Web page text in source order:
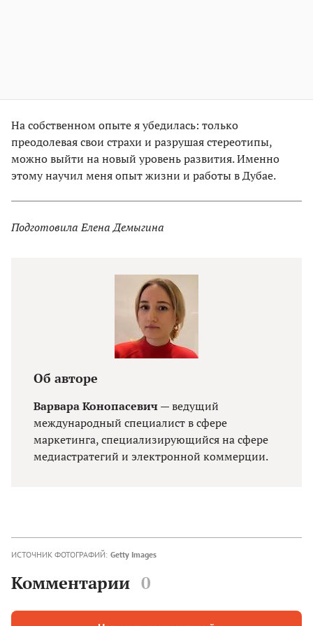
На собственном опыте я убедилась: только
преодолевая свои страхи и разрушая стереотипы,
можно выйти на новый уровень развития. Именно
этому научил меня опыт жизни и работы в Дубае.
Подготовила Елена Демыгина
Об авторе
Варвара Конопасевич— ведущий
международный специалист в сфере
маркетинга, специализирующийся на сфере
медиастратегий и электронной коммерции.
ИСТОЧНИК ФОТОГРАФИЙ: Getty Images
Комментарии 0